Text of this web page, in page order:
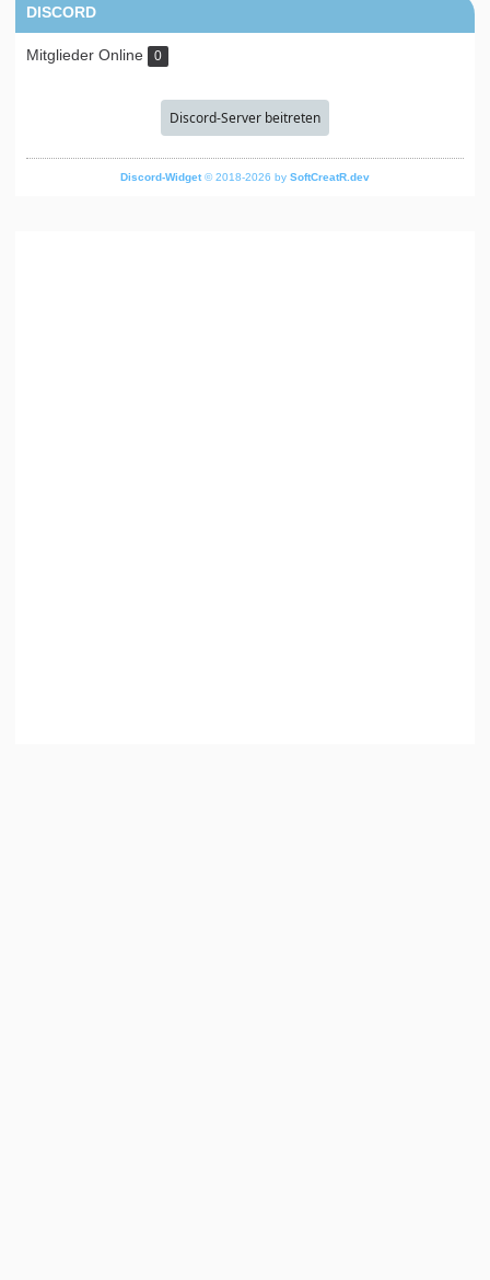
DISCORD
Mitglieder Online 0
Discord-Server beitreten
Discord-Widget© 2018-2026 by SoftCreatR.dev